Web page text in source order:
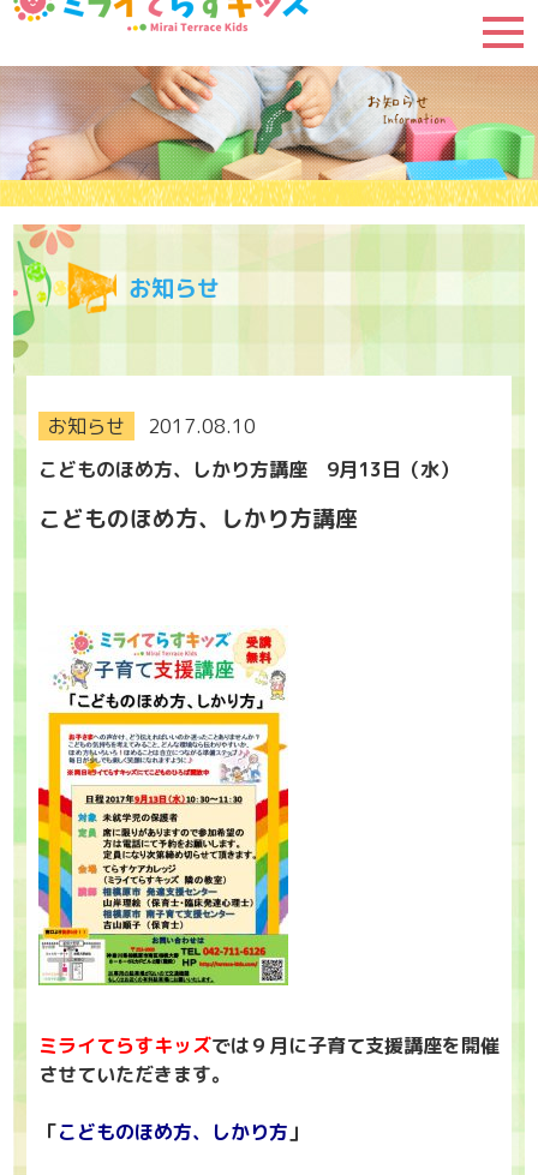
お知らせ
お知らせ
2017.08.10
こどものほめ方、しかり方講座 9月13日（水）
こどものほめ方、しかり方講座
ミライてらすキッズでは９月に子育て支援講座を開催
させていただきます。
「こどものほめ方、しかり方 」